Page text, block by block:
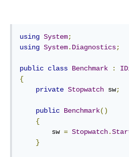
using System;
using System. Diagnostics;
public class Benchmark :
{
private Stopwatch sw;
public Benchmark()
{
        sw
= Stopwatch.
}